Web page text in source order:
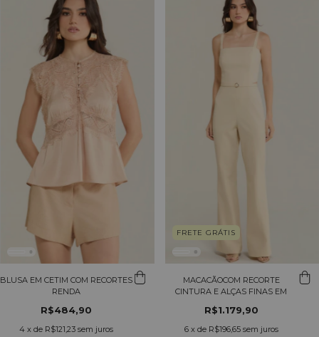
BLUSA EM CETIM COM RECORTES
RENDA
R$484,90
4 x de R$121,23 sem juros
FRETE GRÁTIS
MACACÃOCOM RECORTE
CINTURA E ALÇAS FINAS EM
R$1.179,90
6 x de R$196,65 sem juros